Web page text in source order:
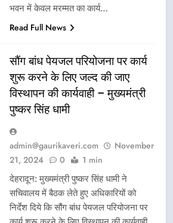
भवन में केवल मरम्मत का कार्य…
Read Full News
सौंग बांध पेयजल परियोजना पर कार्य
शुरू करने के लिए जल्द की जाए
विस्थापन की कार्यवाही – मुख्यमंत्री
पुष्कर सिंह धामी
admin@gaurikaveri.com
November
21, 2024
0 1 min
देहरादून: मुख्यमंत्री पुष्कर सिंह धामी ने
सचिवालय में बैठक लेते हुए अधिकारियों को
निर्देश दिये कि सौंग बांध पेयजल परियोजना पर